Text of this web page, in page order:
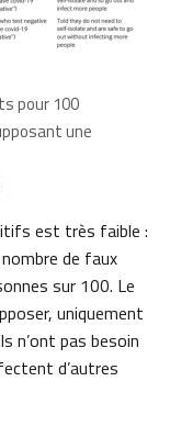
pour 100
une
est très faible :
de faux
sur 100. Le
uniquement
n’ont pas besoin
d’autres